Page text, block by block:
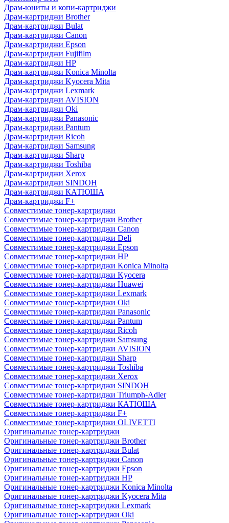
Драм-юниты и копи-картриджи
Драм-картриджи Brother
Драм-картриджи Bulat
Драм-картриджи Canon
Драм-картриджи Epson
Драм-картриджи Fujifilm
Драм-картриджи HP
Драм-картриджи Konica Minolta
Драм-картриджи Kyocera Mita
Драм-картриджи Lexmark
Драм-картриджи AVISION
Драм-картриджи Oki
Драм-картриджи Panasonic
Драм-картриджи Pantum
Драм-картриджи Ricoh
Драм-картриджи Samsung
Драм-картриджи Sharp
Драм-картриджи Toshiba
Драм-картриджи Xerox
Драм-картриджи SINDOH
Драм-картриджи КАТЮША
Драм-картриджи F+
Совместимые тонер-картриджи
Совместимые тонер-картриджи Brother
Совместимые тонер-картриджи Canon
Совместимые тонер-картриджи Deli
Совместимые тонер-картриджи Epson
Совместимые тонер-картриджи HP
Совместимые тонер-картриджи Konica Minolta
Совместимые тонер-картриджи Kyocera
Совместимые тонер-картриджи Huawei
Совместимые тонер-картриджи Lexmark
Совместимые тонер-картриджи Oki
Совместимые тонер-картриджи Panasonic
Совместимые тонер-картриджи Pantum
Совместимые тонер-картриджи Ricoh
Совместимые тонер-картриджи Samsung
Совместимые тонер-картриджи AVISION
Совместимые тонер-картриджи Sharp
Совместимые тонер-картриджи Toshiba
Совместимые тонер-картриджи Xerox
Совместимые тонер-картриджи SINDOH
Совместимые тонер-картриджи Triumph-Adler
Совместимые тонер-картриджи КАТЮША
Совместимые тонер-картриджи F+
Совместимые тонер-картриджи OLIVETTI
Оригинальные тонер-картриджи
Оригинальные тонер-картриджи Brother
Оригинальные тонер-картриджи Bulat
Оригинальные тонер-картриджи Canon
Оригинальные тонер-картриджи Epson
Оригинальные тонер-картриджи HP
Оригинальные тонер-картриджи Konica Minolta
Оригинальные тонер-картриджи Kyocera Mita
Оригинальные тонер-картриджи Lexmark
Оригинальные тонер-картриджи Oki